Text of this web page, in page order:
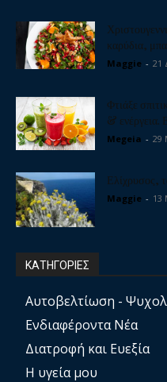
καρύδια,
Maggie - 21
Φτιάξε
& ενέργεια.
Megeia - 29
Ελίχρυσος,
Maggie - 13
ΚΑΤΗΓΟΡΙΕΣ
Αυτοβελτίωση -
Ενδιαφέροντα Νέα
Διατροφή και Ευεξία
Η υγεία μου